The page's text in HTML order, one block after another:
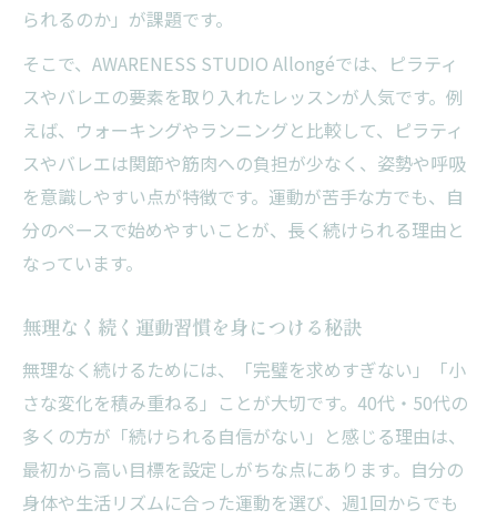
習慣改革で人生が変わる理由
身体と心を整える毎日の工夫
続けやすい運動習慣の選び方
運動と食事のバランスを見直す
られるのか」が課題です。
そこで、AWARENESS STUDIO Allongéでは、ピラティ
スやバレエの要素を取り入れたレッスンが人気です。例
えば、ウォーキングやランニングと比較して、ピラティ
スやバレエは関節や筋肉への負担が少なく、姿勢や呼吸
を意識しやすい点が特徴です。運動が苦手な方でも、自
分のペースで始めやすいことが、長く続けられる理由と
なっています。
無理なく続く運動習慣を身につける秘訣
無理なく続けるためには、「完璧を求めすぎない」「小
さな変化を積み重ねる」ことが大切です。40代・50代の
多くの方が「続けられる自信がない」と感じる理由は、
最初から高い目標を設定しがちな点にあります。自分の
身体や生活リズムに合った運動を選び、週1回からでも